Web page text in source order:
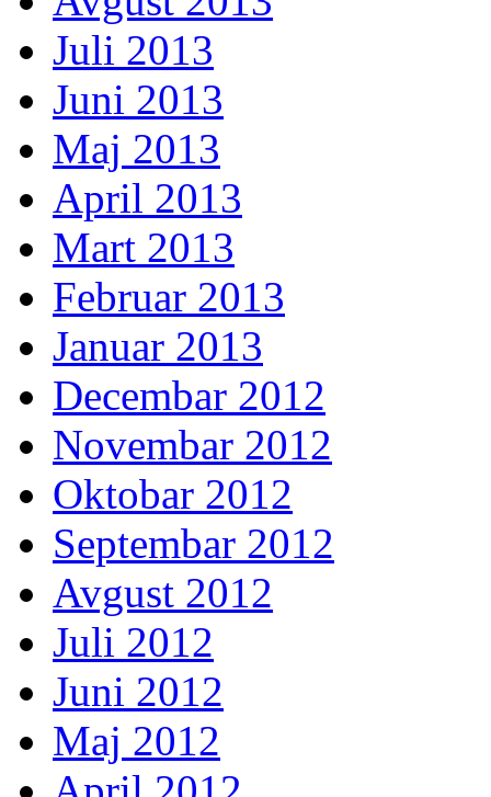
Juli 2013
Juni 2013
Maj 2013
April 2013
Mart 2013
Februar 2013
Januar 2013
Decembar 2012
Novembar 2012
Oktobar 2012
Septembar 2012
Avgust 2012
Juli 2012
Juni 2012
Maj 2012